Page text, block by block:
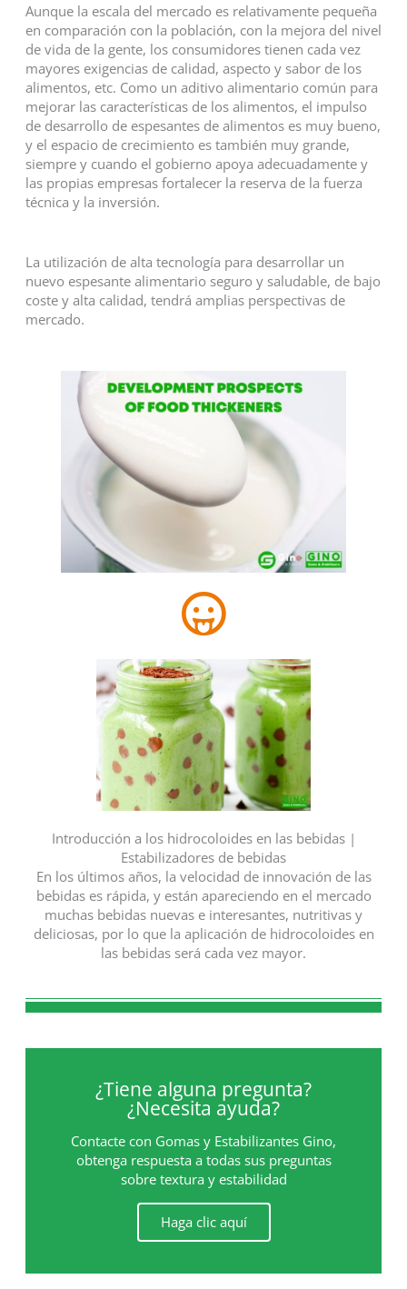
Aunque la escala del mercado es relativamente pequeña
en comparación con la población, con la mejora del nivel
de vida de la gente, los consumidores tienen cada vez
mayores exigencias de calidad, aspecto y sabor de los
alimentos, etc. Como un aditivo alimentario común para
mejorar las características de los alimentos, el impulso
de desarrollo de espesantes de alimentos es muy bueno,
y el espacio de crecimiento es también muy grande,
siempre y cuando el gobierno apoya adecuadamente y
las propias empresas fortalecer la reserva de la fuerza
técnica y la inversión.
La utilización de alta tecnología para desarrollar un
nuevo espesante alimentario seguro y saludable, de bajo
coste y alta calidad, tendrá amplias perspectivas de
mercado.
Introducción a los hidrocoloides en las bebidas |
Estabilizadores de bebidas
En los últimos años, la velocidad de innovación de las
bebidas es rápida, y están apareciendo en el mercado
muchas bebidas nuevas e interesantes, nutritivas y
deliciosas, por lo que la aplicación de hidrocoloides en
las bebidas será cada vez mayor.
¿Tiene alguna pregunta?
¿Necesita ayuda?
Contacte con Gomas y Estabilizantes Gino,
obtenga respuesta a todas sus preguntas
sobre textura y estabilidad
Haga clic aquí